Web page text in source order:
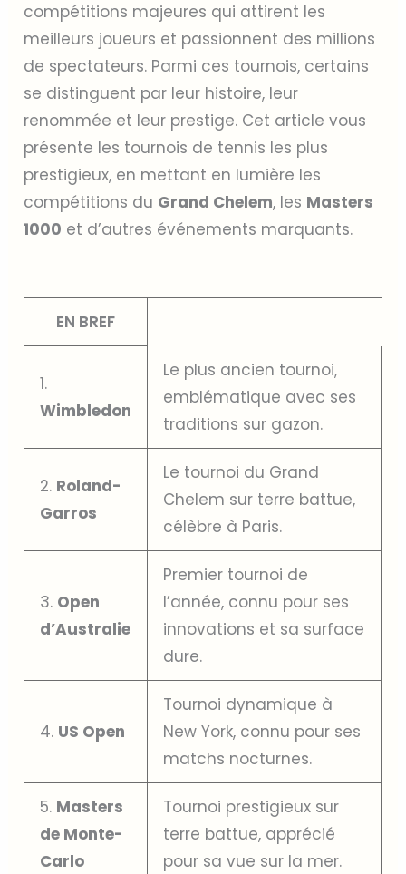
compétitions majeures qui attirent les
meilleurs joueurs et passionnent des millions
de spectateurs. Parmi ces tournois, certains
se distinguent par leur histoire, leur
renommée et leur prestige. Cet article vous
présente les tournois de tennis les plus
prestigieux, en mettant en lumière les
compétitions du Grand Chelem, les Masters
1000 et d’autres événements marquants.
EN BREF
1.
Wimbledon
Le plus ancien tournoi,
emblématique avec ses
traditions sur gazon.
2. Roland-
Garros
Le tournoi du Grand
Chelem sur terre battue,
célèbre à Paris.
3. Open
d’Australie
Premier tournoi de
l’année, connu pour ses
innovations et sa surface
dure.
4. US Open
Tournoi dynamique à
New York, connu pour ses
matchs nocturnes.
5. Masters
de Monte-
Carlo
Tournoi prestigieux sur
terre battue, apprécié
pour sa vue sur la mer.